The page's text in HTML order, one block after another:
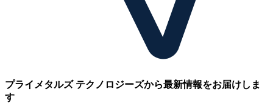
プライメタルズ テクノロジーズから最新情報をお届けしま
す